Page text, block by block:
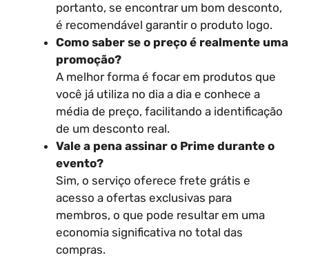
portanto, se encontrar um bom desconto,
é recomendável garantir o produto logo.
Como saber se o preço é realmente uma
promoção?
A melhor forma é focar em produtos que
você já utiliza no dia a dia e conhece a
média de preço, facilitando a identificação
de um desconto real.
Vale a pena assinar o Prime durante o
evento?
Sim, o serviço oferece frete grátis e
acesso a ofertas exclusivas para
membros, o que pode resultar em uma
economia significativa no total das
compras.